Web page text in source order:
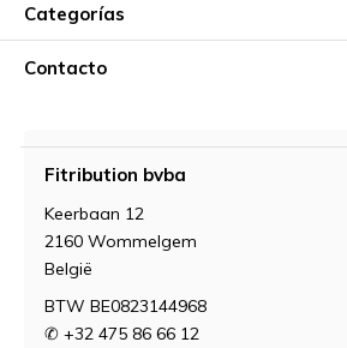
Categorías
Contacto
Fitribution bvba
Keerbaan 12
2160 Wommelgem
België
BTW BE0823144968
✆ +32 475 86 66 12